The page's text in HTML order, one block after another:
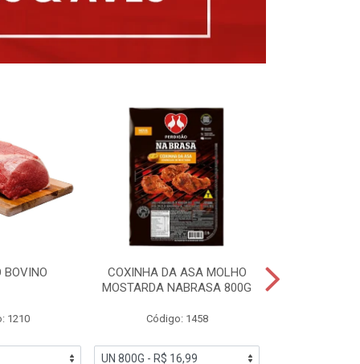
BOVINO
1210
COXINHA DA ASA MOLHO
MOSTARDA NABRASA 800G
Código: 1458